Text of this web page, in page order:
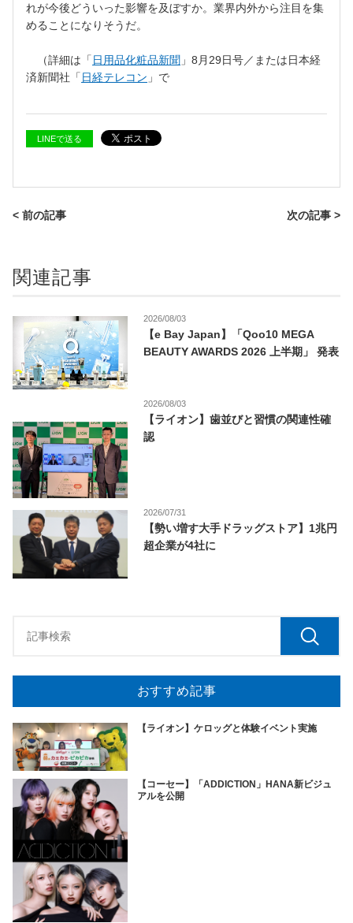
れが今後どういった影響を及ぼすか。業界内外から注目を集
めることになりそうだ。
（詳細は「 日用品化粧品新聞 」8月29日号／または日本経
済新聞社「 日経テレコン 」で
LINEで送る
< 前の記事 次の記事 >
関連記事
2026/08/03
【e Bay Japan】「Qoo10 MEGA
BEAUTY AWARDS 2026 上半期」 発表
2026/08/03
【ライオン】歯並びと習慣の関連性確
認
2026/07/31
【勢い増す大手ドラッグストア】1兆円
超企業が4社に
おすすめ記事
【ライオン】ケロッグと体験イベント実施
【コーセー】「ADDICTION」HANA新ビジュ
アルを公開